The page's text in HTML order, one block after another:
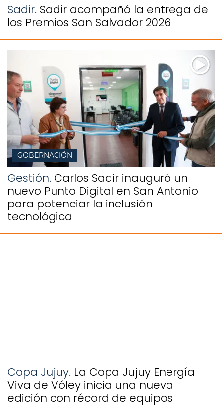
Sadir. Sadir acompañó la entrega de
los Premios San Salvador 2026
GOBERNACIÓN
Gestión. Carlos Sadir inauguró un
nuevo Punto Digital en San Antonio
para potenciar la inclusión
tecnológica
Copa Jujuy. La Copa Jujuy Energía
Viva de Vóley inicia una nueva
edición con récord de equipos